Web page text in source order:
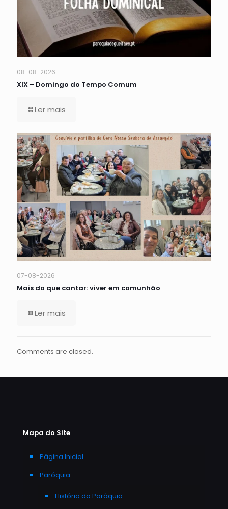
08-08-2026
XIX – Domingo do Tempo Comum
Ler mais
07-08-2026
Mais do que cantar: viver em comunhão
Ler mais
Comments are closed.
Mapa do Site
Página Inicial
Paróquia
História da Paróquia